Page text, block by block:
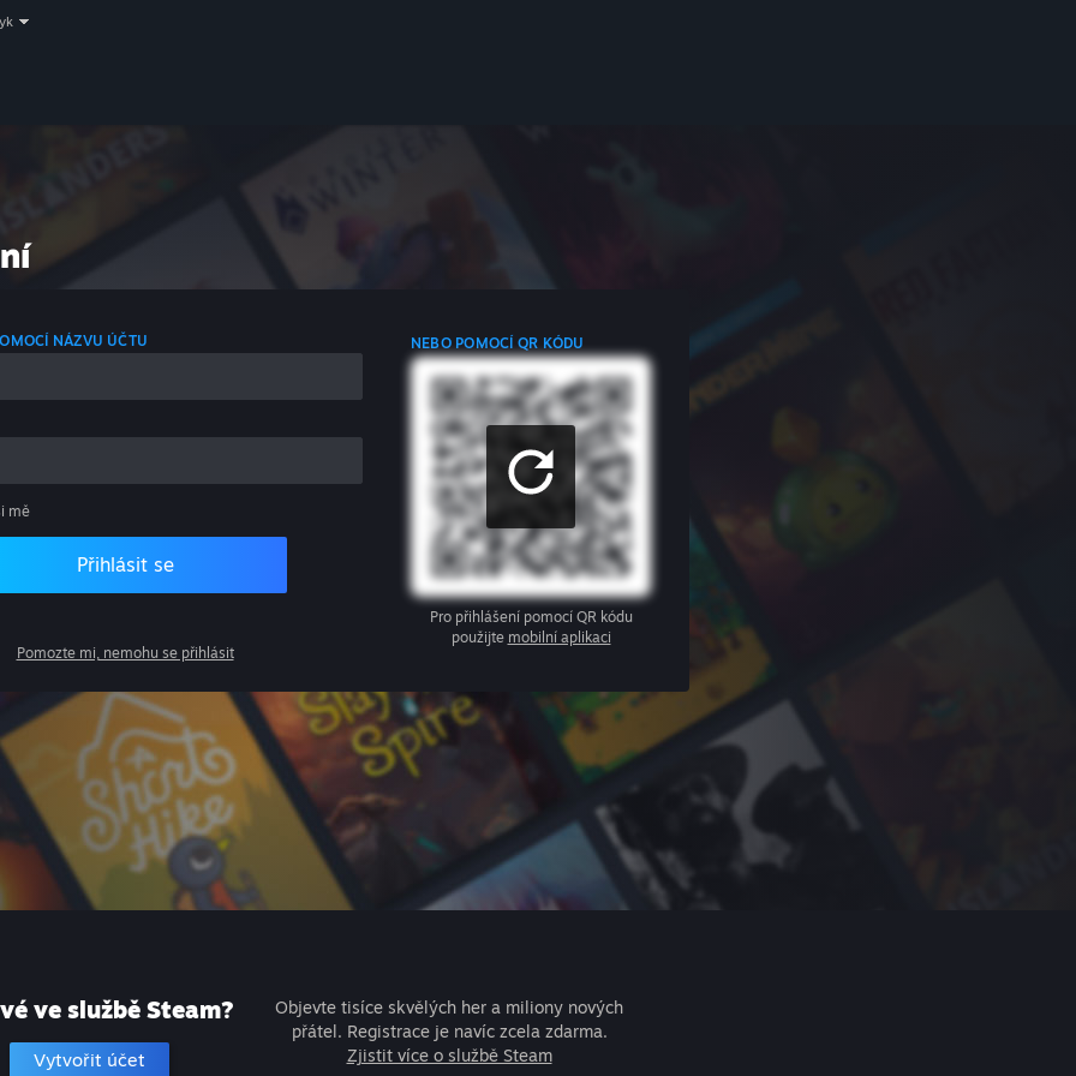
NÁZVU ÚČTU
mě
Přihlásit se
Pomozte mi, nemohu se přihlásit
NEBO POMOCÍ QR KÓDU
Pro přihlášení pomocí QR kódu
použijte mobilní aplikaci
ve službě Steam?
Vytvořit účet
Objevte tisíce skvělých her a miliony nových
přátel. Registrace je navíc zcela zdarma.
Zjistit více o službě Steam